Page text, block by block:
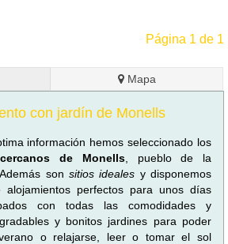
Página 1 de 1
Mapa
con jardín de Monells
información hemos seleccionado los
de Monells, pueblo de la
son sitios ideales y disponemos
perfectos para unos días
con todas las comodidades y
y bonitos jardines para poder
o relajarse, leer o tomar el sol